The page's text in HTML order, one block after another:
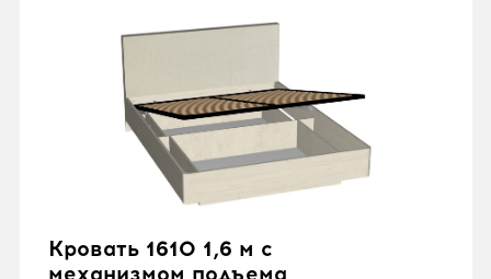
Кровать 1610 1,6 м с
механизмом подъема